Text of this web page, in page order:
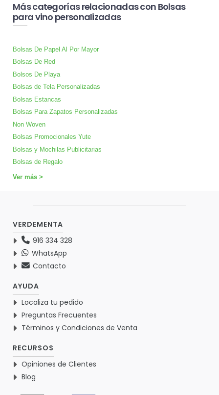
Más categorías relacionadas con Bolsas
para vino personalizadas
Bolsas De Papel Al Por Mayor
Bolsas De Red
Bolsos De Playa
Bolsas de Tela Personalizadas
Bolsas Estancas
Bolsas Para Zapatos Personalizadas
Non Woven
Bolsas Promocionales Yute
Bolsas y Mochilas Publicitarias
Bolsas de Regalo
Ver más >
VERDEMENTA
916 334 328
WhatsApp
Contacto
AYUDA
Localiza tu pedido
Preguntas Frecuentes
Términos y Condiciones de Venta
RECURSOS
Opiniones de Clientes
Blog